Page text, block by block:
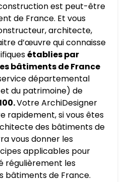
est peut-être
de France. Et vous
architecte,
d’œuvre qui connaisse
établies par
bâtiments de France
départemental
du patrimoine) de
Votre ArchiDesigner
rapidement, si vous êtes
des bâtiments de
vous donner les
applicables pour
régulièrement les
bâtiments de France.